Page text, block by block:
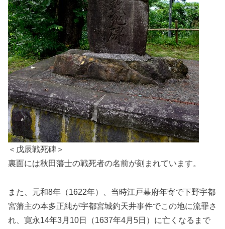
＜戊辰戦死碑＞
裏面には秋田藩士の戦死者の名前が刻まれています。
また、元和8年（1622年）、当時江戸幕府年寄で下野宇都
宮藩主の本多正純が宇都宮城釣天井事件でこの地に流罪さ
れ、寛永14年3月10日（1637年4月5日）に亡くなるまで